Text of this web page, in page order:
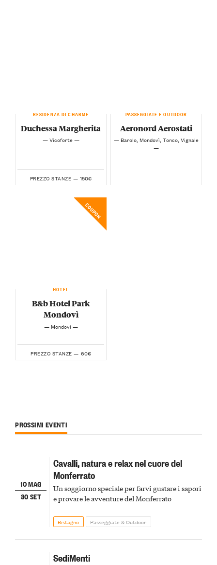
RESIDENZA DI CHARME
Duchessa Margherita
— Vicoforte —
PREZZO STANZE — 150€
PASSEGGIATE E OUTDOOR
Aeronord Aerostati
— Barolo, Mondovì, Tonco, Vignale
—
COUPON
HOTEL
B&b Hotel Park
Mondovì
— Mondovì —
PREZZO STANZE — 60€
PROSSIMI EVENTI
10 MAG
30 SET
Cavalli, natura e relax nel cuore del
Monferrato
Un soggiorno speciale per farvi gustare i sapori
e provare le avventure del Monferrato
Bistagno Passeggiate & Outdoor
SediMenti